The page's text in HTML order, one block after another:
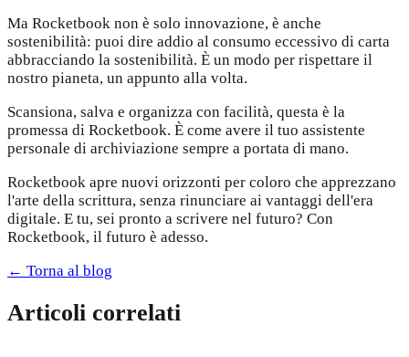
Ma Rocketbook non è solo innovazione, è anche
sostenibilità: puoi dire addio al consumo eccessivo di carta
abbracciando la sostenibilità. È un modo per rispettare il
nostro pianeta, un appunto alla volta.
Scansiona, salva e organizza con facilità, questa è la
promessa di Rocketbook. È come avere il tuo assistente
personale di archiviazione sempre a portata di mano.
Rocketbook apre nuovi orizzonti per coloro che apprezzano
l'arte della scrittura, senza rinunciare ai vantaggi dell'era
digitale. E tu, sei pronto a scrivere nel futuro? Con
Rocketbook, il futuro è adesso.
← Torna al blog
Articoli correlati